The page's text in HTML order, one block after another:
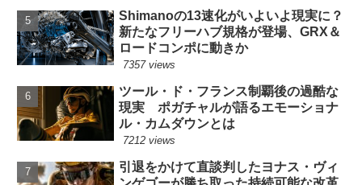
Shimanoの13速化がいよいよ現実に？
新たなフリーハブ規格が登場、GRX＆
ロードコンポに動きか
7357 views
ツール・ド・フランス制覇後の過酷な
現実 ポガチャルが語るエモーショナ
ル・カムダウンとは
7212 views
引退をかけて直談判したヨナス・ヴィ